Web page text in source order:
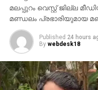
മലപ്പുറം വെസ്റ്റ് ജില്ല
മണ്ഡലം പ്രഭാരിയുമായ
Published 24 hours
By webdesk18